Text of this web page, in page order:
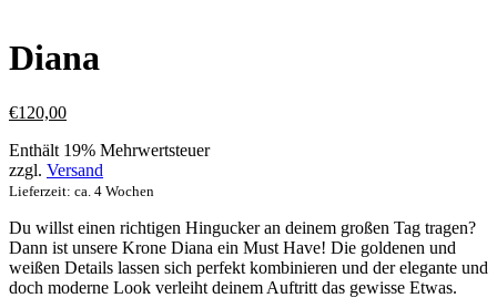
Diana
€120,00
Enthält 19% Mehrwertsteuer
zzgl. Versand
Lieferzeit: ca. 4 Wochen
Du willst einen richtigen Hingucker an deinem großen Tag tragen?
Dann ist unsere Krone Diana ein Must Have! Die goldenen und
weißen Details lassen sich perfekt kombinieren und der elegante und
doch moderne Look verleiht deinem Auftritt das gewisse Etwas.